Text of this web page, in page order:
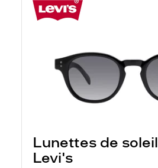
Lunettes de soleil
Levi's